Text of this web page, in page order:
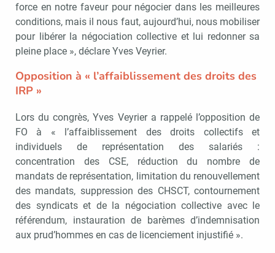
force en notre faveur pour négocier dans les meilleures
conditions, mais il nous faut, aujourd’hui, nous mobiliser
pour libérer la négociation collective et lui redonner sa
pleine place », déclare Yves Veyrier.
Opposition à « l’affaiblissement des droits des
IRP »
Lors du congrès, Yves Veyrier a rappelé l’opposition de
FO à « l’affaiblissement des droits collectifs et
individuels de représentation des salariés :
concentration des CSE, réduction du nombre de
mandats de représentation, limitation du renouvellement
des mandats, suppression des CHSCT, contournement
des syndicats et de la négociation collective avec le
référendum, instauration de barèmes d’indemnisation
aux prud’hommes en cas de licenciement injustifié ».